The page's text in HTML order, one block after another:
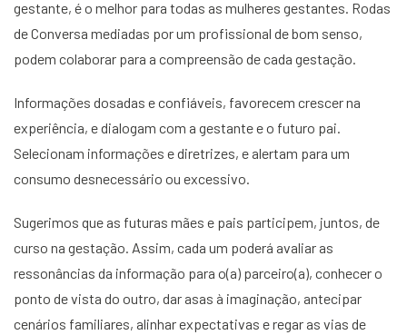
gestante, é o melhor para todas as mulheres gestantes. Rodas
de Conversa mediadas por um profissional de bom senso,
podem colaborar para a compreensão de cada gestação.
Informações dosadas e confiáveis, favorecem crescer na
experiência, e dialogam com a gestante e o futuro pai.
Selecionam informações e diretrizes, e alertam para um
consumo desnecessário ou excessivo.
Sugerimos que as futuras mães e pais participem, juntos, de
curso na gestação. Assim, cada um poderá avaliar as
ressonâncias da informação para o(a) parceiro(a), conhecer o
ponto de vista do outro, dar asas à imaginação, antecipar
cenários familiares, alinhar expectativas e regar as vias de